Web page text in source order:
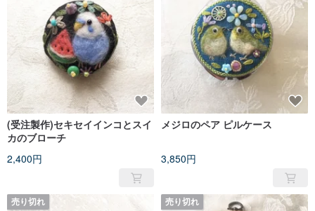
(受注製作)セキセイインコとスイ
カのブローチ
2,400円
メジロのペア ピルケース
3,850円
売り切れ 売り切れ